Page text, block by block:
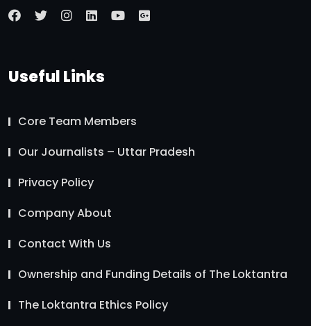
Useful Links
Core Team Members
Our Journalists – Uttar Pradesh
Privacy Policy
Company About
Contact With Us
Ownership and Funding Details of The Loktantra
The Loktantra Ethics Policy